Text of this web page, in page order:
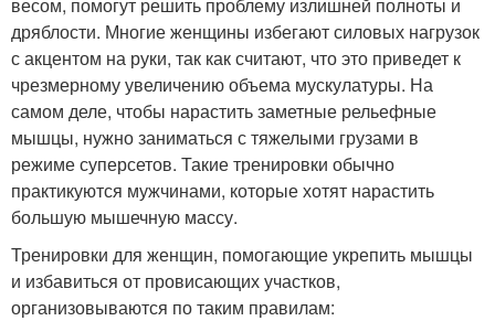
дряблости. Многие женщины избегают силовых нагрузок
с акцентом на руки, так как считают, что это приведет к
чрезмерному увеличению объема мускулатуры. На
самом деле, чтобы нарастить заметные рельефные
мышцы, нужно заниматься с тяжелыми грузами в
режиме суперсетов. Такие тренировки обычно
практикуются мужчинами, которые хотят нарастить
большую мышечную массу.
Тренировки для женщин, помогающие укрепить мышцы
и избавиться от провисающих участков,
организовываются по таким правилам: